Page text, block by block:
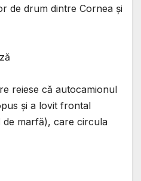
de drum dintre Cornea și
reiese că autocamionul
și a lovit frontal
marfă), care circula